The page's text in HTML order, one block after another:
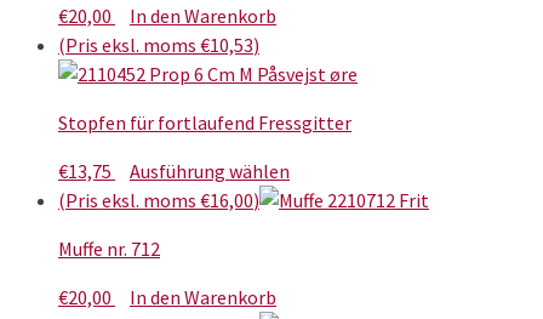
€20,00
In den Warenkorb
(Pris eksl. moms €10,53)
Stopfen für fortlaufend Fressgitter
€13,75 Ausführung wählen
Produkt
(Pris eksl. moms €16,00)
Muffe nr. 712
€20,00
In den Warenkorb